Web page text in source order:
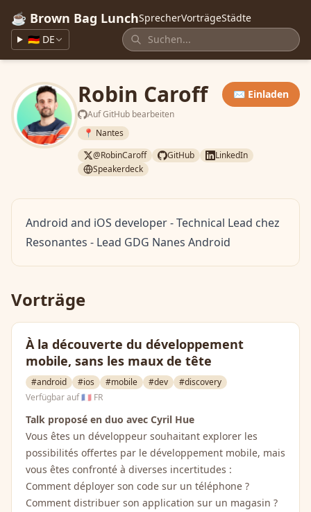
☕ Brown Bag LunchSprecherVorträgeStädte
🇩🇪 DE
Robin Caroff
Auf GitHub bearbeiten
✉️ Einladen
📍 Nantes
@RobinCaroff
GitHub
LinkedIn
Speakerdeck
Android and iOS developer - Technical Lead chez
Resonantes - Lead GDG Nanes Android
Vorträge
À la découverte du développement
mobile, sans les maux de tête
#android #ios #mobile #dev
#discovery
Verfügbar auf🇫🇷 FR
Talk proposé en duo avec Cyril Hue
Vous êtes un développeur souhaitant explorer les
possibilités offertes par le développement mobile, mais
vous êtes confronté à diverses incertitudes :
Comment déployer son code sur un téléphone ?
Comment distribuer son application sur un magasin ?